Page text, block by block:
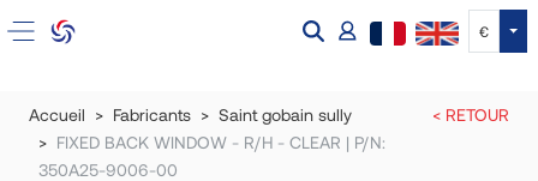
€
Accueil Fabricants
Saint gobain sully
FIXED BACK WINDOW - R/H - CLEAR | P/N:
350A25-9006-00
< RETOUR